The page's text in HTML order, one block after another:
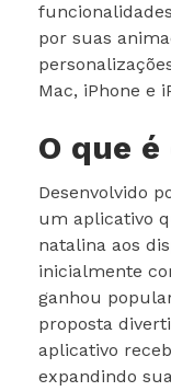
por suas
Mac, iPhone e
O que
Desenvolvido
um aplicativo
natalina aos
inicialmente
ganhou
proposta
aplicativo
expandindo